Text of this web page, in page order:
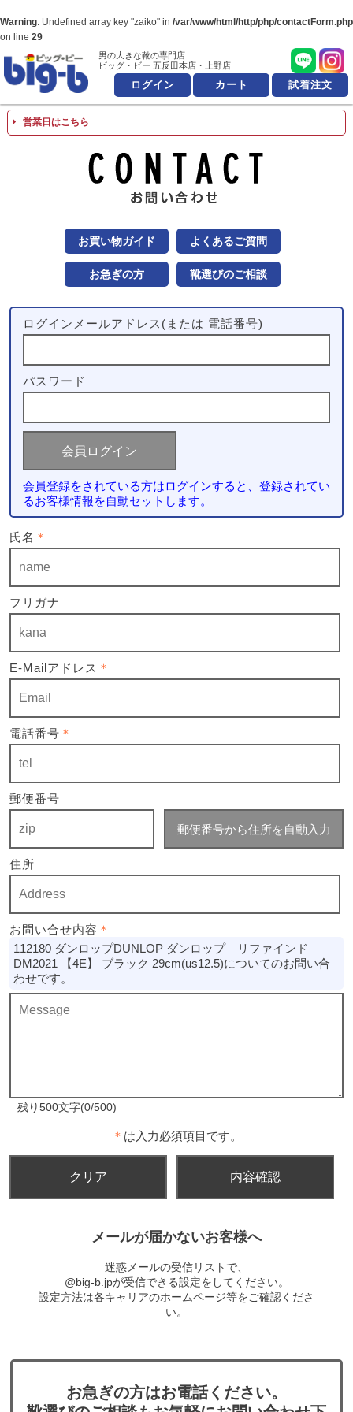
Warning: Undefined array key "zaiko" in /var/www/html/http/php/contactForm.php
on line 29
男の大きな靴の
男の大きな靴の専門店
ビッグ・ビー 五反田本店・上野店
ログイン カート 試着注文
営業日はこちら
お買い物ガイド よくあるご質問
お急ぎの方 靴選びのご相談
ログインメールアドレス(または 電話番号)
パスワード
会員登録をされている方はログインすると、登録されてい
るお客様情報を自動セットします。
氏名 ＊
フリガナ
E-Mailアドレス ＊
電話番号 ＊
郵便番号
郵便番号から住所を自動入力
住所
お問い合せ内容 ＊
112180 ダンロップDUNLOP ダンロップ リファインド
DM2021 【4E】 ブラック 29cm(us12.5)についてのお問い合
わせです。
残り500文字(0/500)
＊ は入力必須項目です。
メールが届かないお客様へ
迷惑メールの受信リストで、
@big-b.jpが受信できる設定をしてください。
設定方法は各キャリアのホームページ等をご確認くださ
い。
お急ぎの方はお電話ください。